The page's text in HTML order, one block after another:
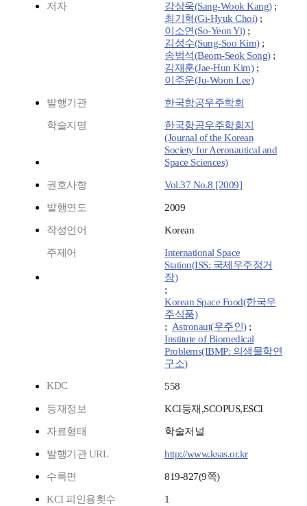
저자 강상욱(Sang-Wook Kang);
최기혁(Gi-Hyuk Choi);
이소연(So-Yeon Yi);
김성수(Sung-Soo Kim);
송범석(Beom-Seok Song);
김재훈(Jae-Hun Kim);
이주운(Ju-Woon Lee)
발행기관 한국항공우주학회
학술지명
한국항공우주학회지
(Journal of the Korean
Society for Aeronautical and
Space Sciences)
권호사항 Vol.37 No.8 [2009]
발행연도 2009
작성언어 Korean
주제어
International Space
Station(ISS: 국제우주정거
장)
;
Korean Space Food(한국우
주식품)
; Astronaut(우주인);
Institute of Biomedical
Problems(IBMP: 의생물학연
구소)
KDC
558
등재정보 KCI등재,SCOPUS,ESCI
자료형태 학술저널
발행기관 URL http://www.ksas.or.kr
수록면 819-827(9쪽)
KCI 피인용횟수 1